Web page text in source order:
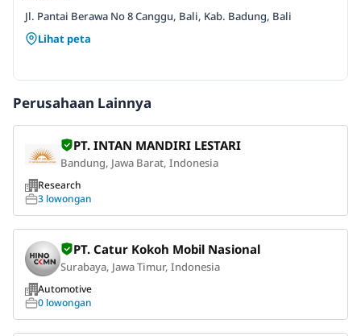
Jl. Pantai Berawa No 8 Canggu, Bali, Kab. Badung, Bali
Lihat peta
Perusahaan Lainnya
PT. INTAN MANDIRI LESTARI
Bandung, Jawa Barat, Indonesia
Research
3 lowongan
PT. Catur Kokoh Mobil Nasional
Surabaya, Jawa Timur, Indonesia
Automotive
0 lowongan